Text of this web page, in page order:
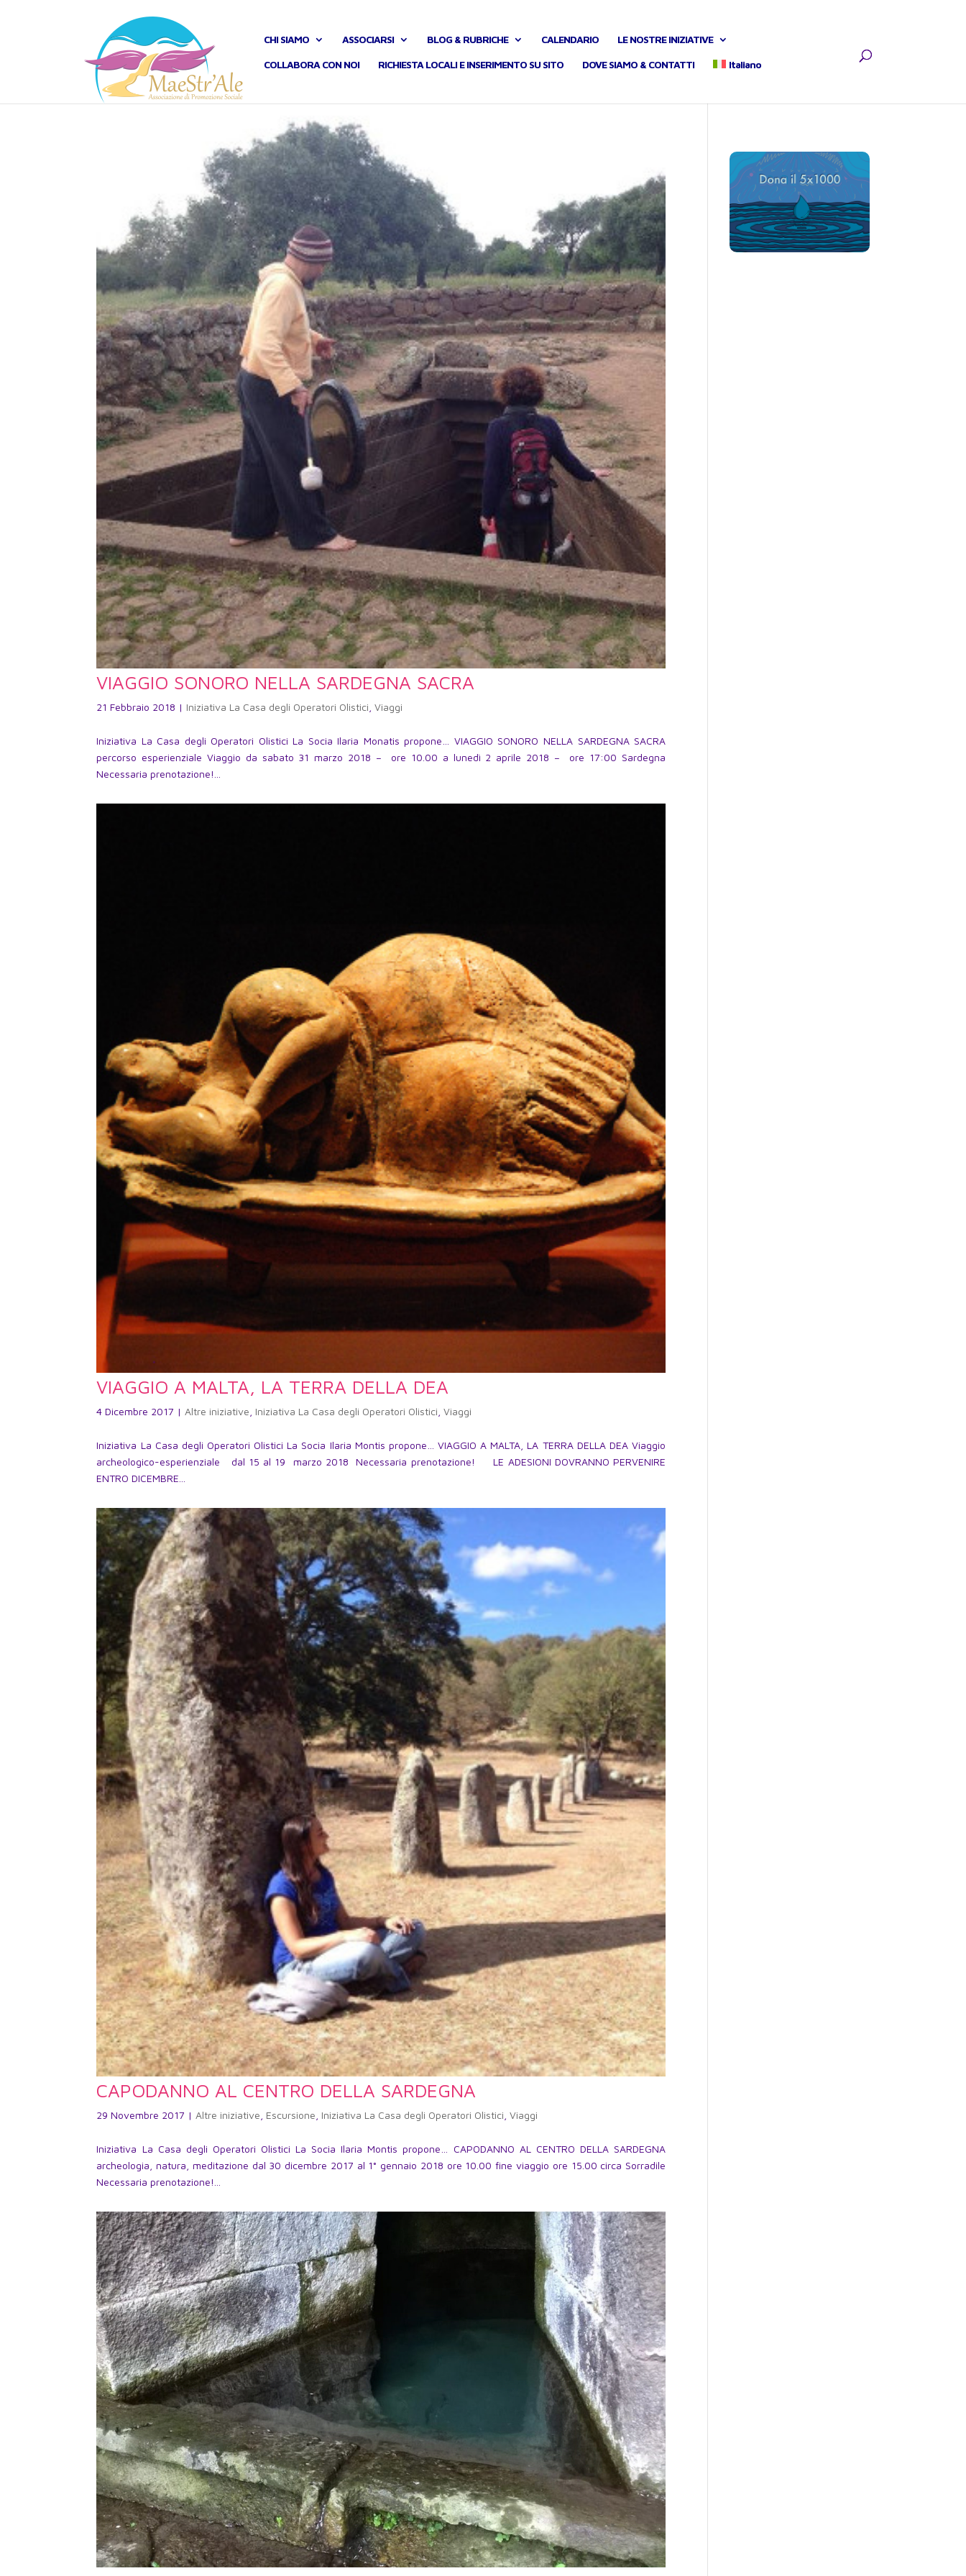
CHI SIAMO ASSOCIARSI BLOG & RUBRICHE CALENDARIO LE NOSTRE INIZIATIVE
COLLABORA CON NOI RICHIESTA LOCALI E INSERIMENTO SU SITO DOVE SIAMO & CONTATTI Italiano
VIAGGIO SONORO NELLA SARDEGNA SACRA
21 Febbraio 2018 | Iniziativa La Casa degli Operatori Olistici ,Viaggi
Iniziativa La Casa degli Operatori Olistici La Socia Ilaria Monatis propone… VIAGGIO SONORO NELLA SARDEGNA SACRA
percorso esperienziale Viaggio da sabato 31 marzo 2018 – ore 10.00 a lunedì 2 aprile 2018 – ore 17:00 Sardegna
Necessaria prenotazione!...
VIAGGIO A MALTA, LA TERRA DELLA DEA
4 Dicembre 2017 | Altre iniziative Iniziativa La Casa degli Operatori Olistici ,Viaggi
Iniziativa La Casa degli Operatori Olistici La Socia Ilaria Montis propone… VIAGGIO A MALTA, LA TERRA DELLA DEA Viaggio
archeologico-esperienziale dal 15 al 19 marzo 2018 Necessaria prenotazione! LE ADESIONI DOVRANNO PERVENIRE
ENTRO DICEMBRE...
CAPODANNO AL CENTRO DELLA SARDEGNA
29 Novembre 2017 | Altre iniziative Escursione Iniziativa La Casa degli Operatori Olistici ,Viaggi
Iniziativa La Casa degli Operatori Olistici La Socia Ilaria Montis propone… CAPODANNO AL CENTRO DELLA SARDEGNA
archeologia, natura, meditazione dal 30 dicembre 2017 al 1° gennaio 2018 ore 10.00 fine viaggio ore 15.00 circa Sorradile
Necessaria prenotazione!...